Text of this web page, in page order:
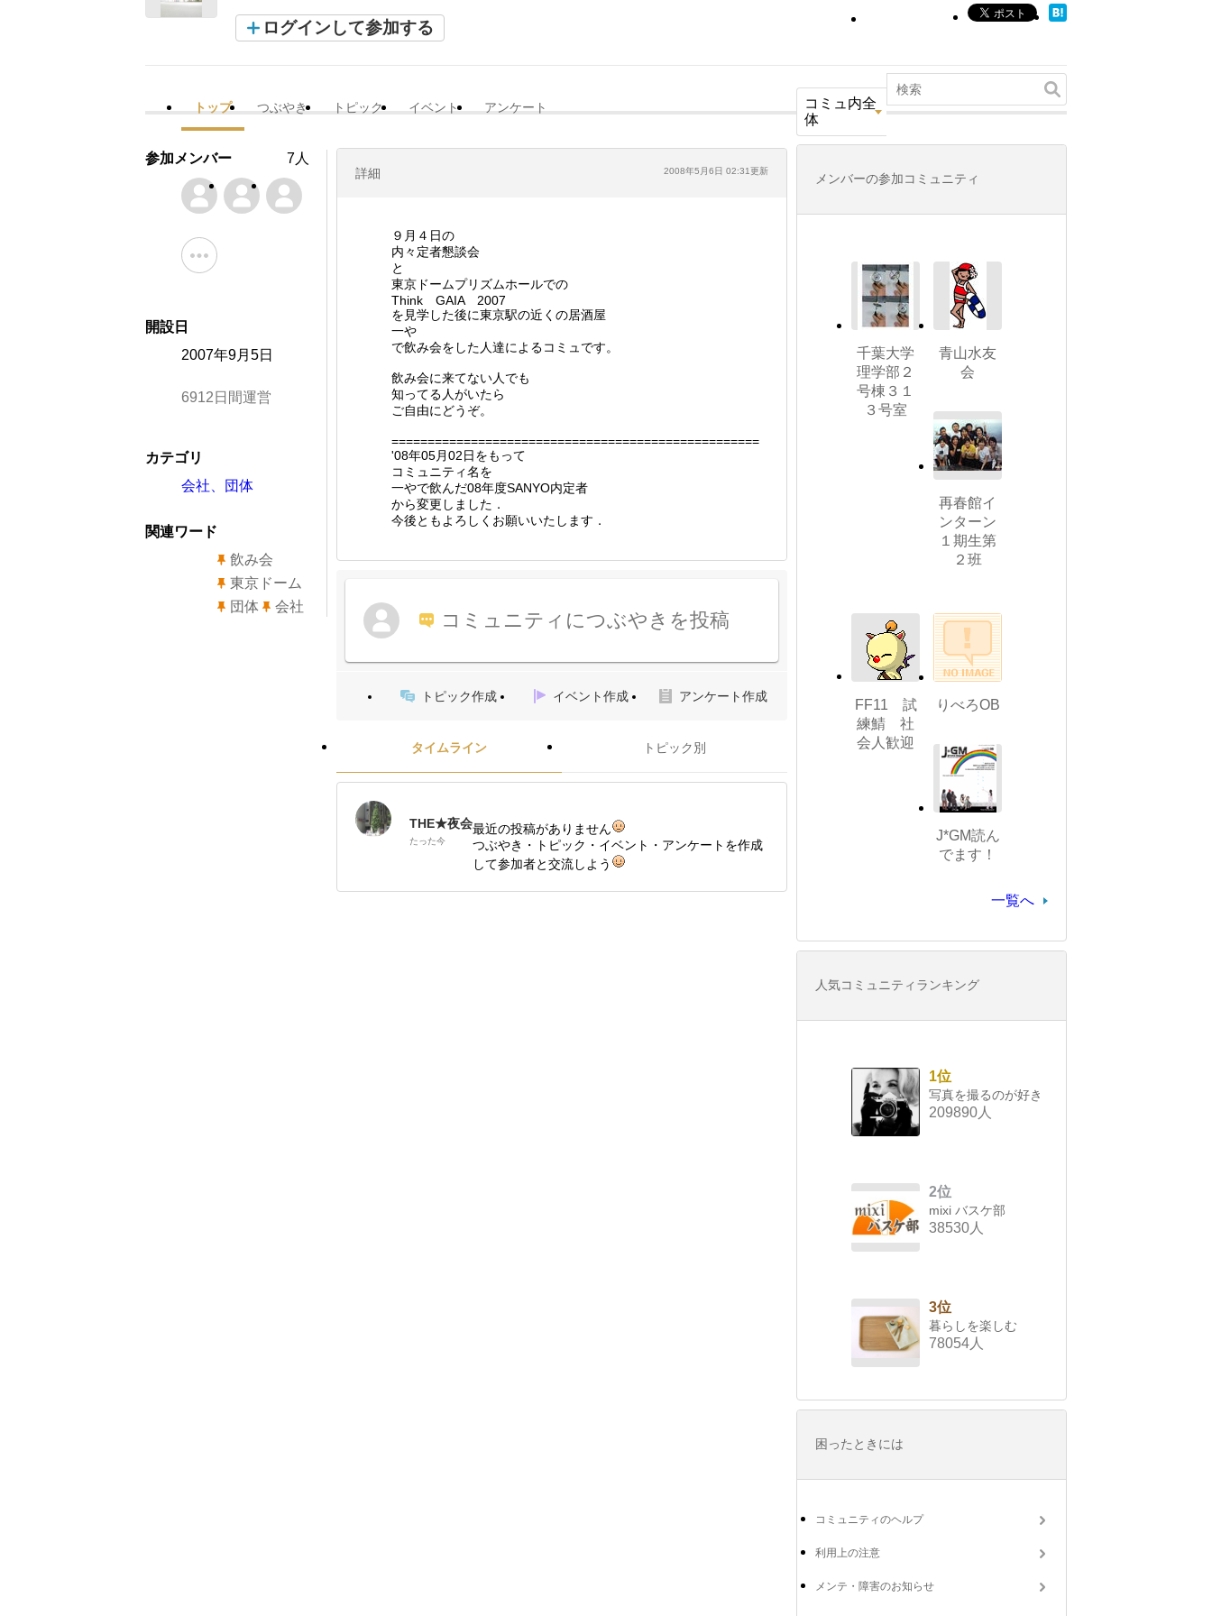
ログインして参加する
トップ つぶやき トピック イベント アンケート
コミュ内全
体
詳細 2008年5月6日 02:31更新
９月４日の
内々定者懇談会
と
東京ドームプリズムホールでの
Think GAIA 2007
を見学した後に東京駅の近くの居酒屋
一や
で飲み会をした人達によるコミュです。
飲み会に来てない人でも
知ってる人がいたら
ご自由にどうぞ。
===================================================
'08年05月02日をもって
コミュニティ名を
一やで飲んだ08年度SANYO内定者
から変更しました．
今後ともよろしくお願いいたします．
コミュニティにつぶやきを投稿
トピック作成 イベント作成 アンケート作成
タイムライン トピック別
THE★夜会
たった今
最近の投稿がありません
つぶやき・トピック・イベント・アンケートを作成
して参加者と交流しよう
参加メンバー 7人
開設日
2007年9月5日
6912日間運営
カテゴリ
会社、団体
関連ワード
飲み会
東京ドーム
団体
会社
メンバーの参加コミュニティ
千葉大学
理学部２
号棟３１
３号室
青山水友
会
再春館イ
ンターン
１期生第
２班
FF11 試
練鯖 社
会人歓迎
りべろOB
J*GM読ん
でます！
一覧へ
人気コミュニティランキング
1位
写真を撮るのが好き
209890人
2位
mixi バスケ部
38530人
3位
暮らしを楽しむ
78054人
困ったときには
コミュニティのヘルプ
利用上の注意
メンテ・障害のお知らせ